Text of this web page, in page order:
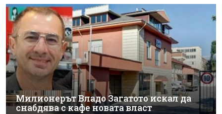
Милионерът Владо Загатото искал да
снабдява с кафе новата власт